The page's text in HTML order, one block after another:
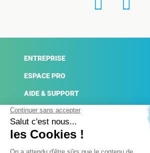
ENTREPRISE
ESPACE PRO
AIDE & SUPPORT
ACTUALITÉS